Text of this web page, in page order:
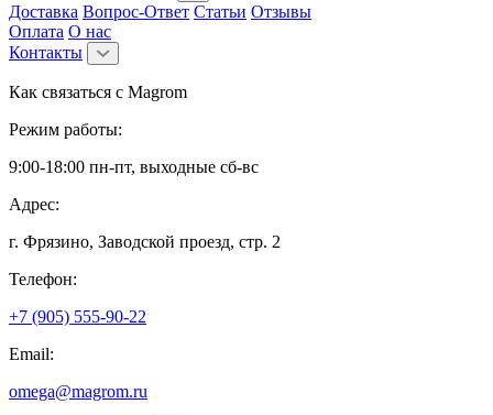
Доставка Вопрос-Ответ Статьи Отзывы
Оплата О нас
Контакты
Как связаться с Magrom
Режим работы:
9:00-18:00 пн-пт, выходные сб-вс
Адрес:
г. Фрязино, Заводской проезд, стр. 2
Телефон:
+7 (905) 555-90-22
Email:
omega@magrom.ru